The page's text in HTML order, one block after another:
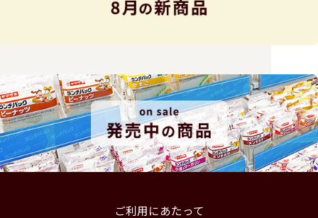
ご利用にあたって